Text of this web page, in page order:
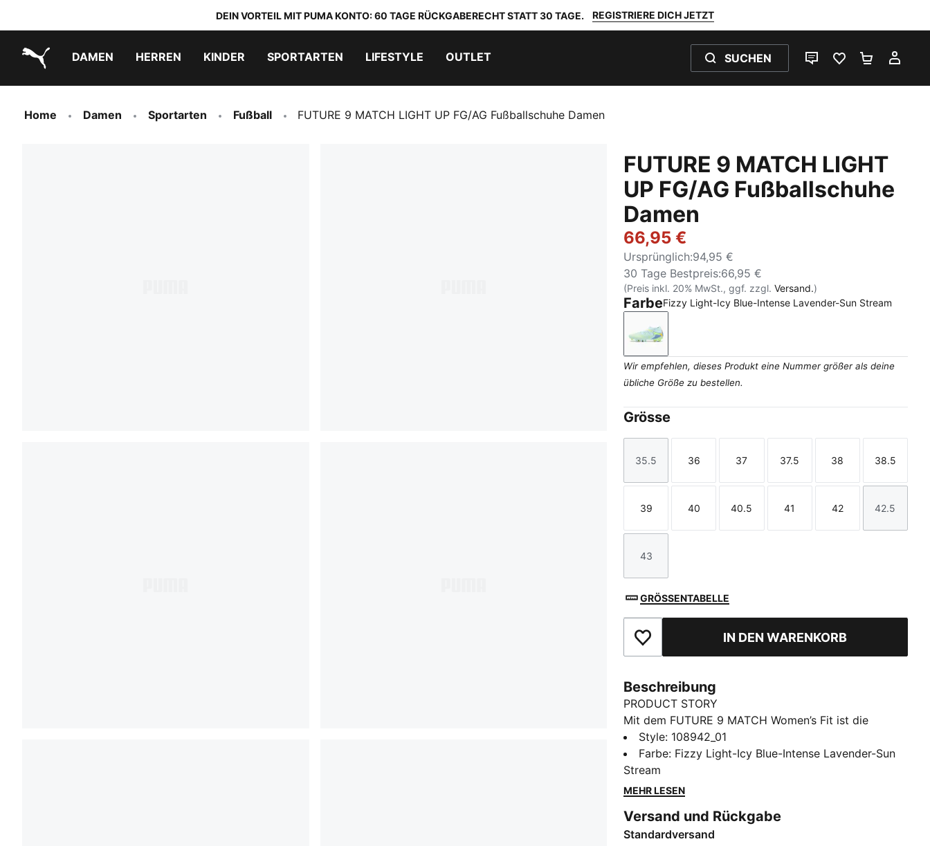
DEIN VORTEIL MIT PUMA KONTO: 60 TAGE RÜCKGABERECHT STATT 30 TAGE. REGISTRIERE DICH JETZT
DAMEN HERREN KINDER SPORTARTEN LIFESTYLE OUTLET SUCHEN
LIVE-CHATFAVORITEN 0
Home Damen Sportarten Fußball FUTURE 9 MATCH LIGHT UP FG/AG Fußballschuhe Damen
FUTURE 9 MATCH LIGHT
UP FG/AG Fußballschuhe
Damen
66,95 €
Ursprünglich:94,95 €
30 Tage Bestpreis:66,95 €
(Preis inkl. 20% MwSt., ggf. zzgl.Versand.)
FarbeFizzy Light-Icy Blue-Intense Lavender-Sun Stream
Fizzy Light-Icy Blue-Intense Lavender-Sun Stream
Wir empfehlen, dieses Produkt eine Nummer größer als deine
übliche Größe zu bestellen.
Grösse
Größe
35.5
Größe
36
Größe
37
Größe
37.5
Größe
38
Größe
38.5
Größe
39
Größe
40
Größe
40.5
Größe
41
Größe
42
Größe
42.5
Größe
43
GRÖSSENTABELLE
Zu Favoriten hinzufügenIN DEN WARENKORB
Beschreibung
PRODUCT STORY
Mit dem FUTURE 9 MATCH Women’s Fit ist die
Zukunft wirklich weiblich. Diese Fußballschuhe
umhüllen deinen Fuß mit einem flexiblen, stützenden
Obermaterial, das auf den weiblichen Fuß
zugeschnitten ist. Geprägte Grip-Zonen sorgen dafür,
dich frei bewegen und schnell die Richtung wechseln
– ganz nach deinem Spielstil.
Style: 108942_01
Farbe: Fizzy Light-Icy Blue-Intense Lavender-Sun
Stream
MEHR LESEN
Versand und Rückgabe
Standardversand